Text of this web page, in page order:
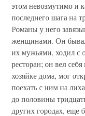
этом невозмутимо и
последнего шага на
Романы у него
женщинами. Он
их мужьями, ходил с
ресторан; он вел
хозяйке дома, мог
поехать с ним на
до половины
других городах, еще